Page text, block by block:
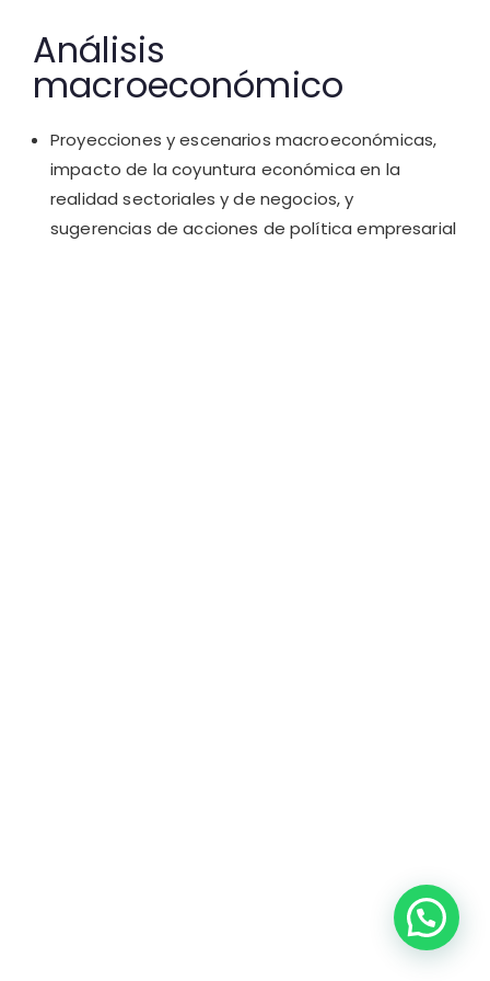
Análisis
macroeconómico
Proyecciones y escenarios macroeconómicas,
impacto de la coyuntura económica en la
realidad sectoriales y de negocios, y
sugerencias de acciones de política empresarial